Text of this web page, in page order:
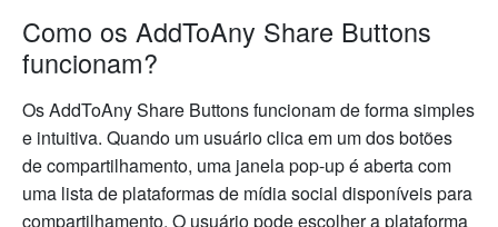
Como os AddToAny Share Buttons
funcionam?
Os AddToAny Share Buttons funcionam de forma simples
e intuitiva. Quando um usuário clica em um dos botões
de compartilhamento, uma janela pop-up é aberta com
uma lista de plataformas de mídia social disponíveis para
compartilhamento. O usuário pode escolher a plataforma